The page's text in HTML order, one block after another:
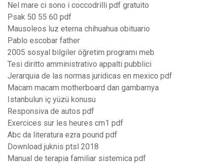
Nel mare ci sono i coccodrilli pdf gratuito
Psak 50 55 60 pdf
Mausoleos luz eterna chihuahua obituario
Pablo escobar father
2005 sosyal bilgiler öğretim programı meb
Tesi diritto amministrativo appalti pubblici
Jerarquia de las normas juridicas en mexico pdf
Macam macam motherboard dan gambarnya
Istanbulun iç yüzü konusu
Responsiva de autos pdf
Exercices sur les heures cm1 pdf
Abc da literatura ezra pound pdf
Download juknis ptsl 2018
Manual de terapia familiar sistemica pdf